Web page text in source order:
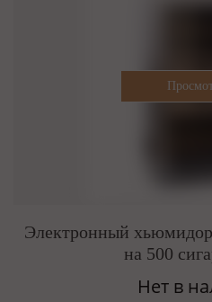
Электронный
на 500
Нет в